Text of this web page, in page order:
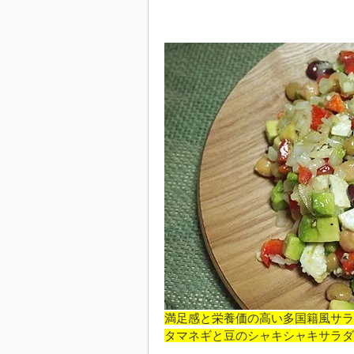
満足感と栄養価の高い多国籍風サ
タマネギと豆のシャキシャキサラ